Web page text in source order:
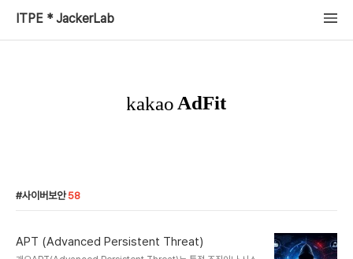
ITPE * JackerLab
사이버보안 58
APT (Advanced Persistent Threat)